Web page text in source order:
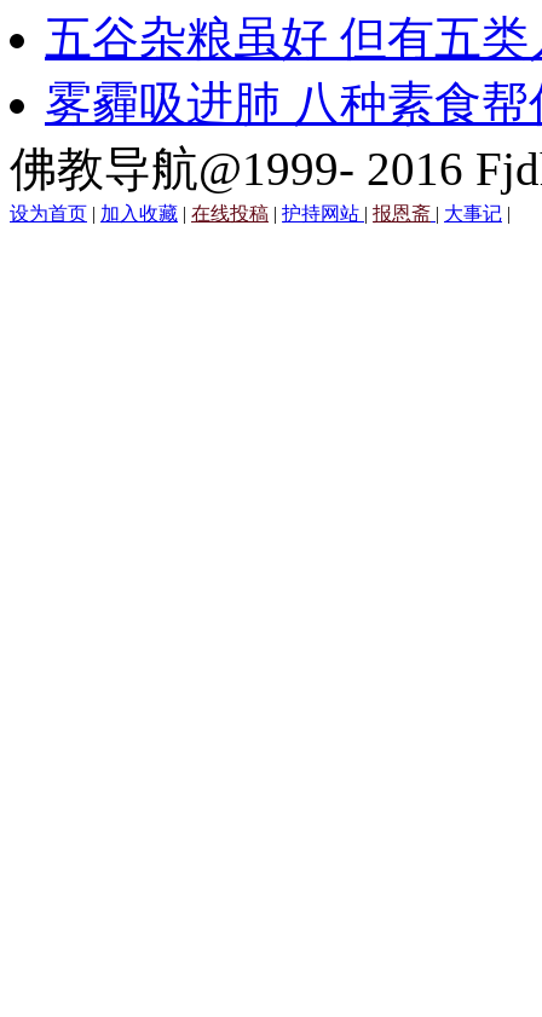
五谷杂粮虽好 但有五
雾霾吸进肺 八种素食帮
佛教导航@1999- 2016
设为首页 | 加入收藏 | 在线投稿 | 护持网站 | 报恩斋 | 大事记 |